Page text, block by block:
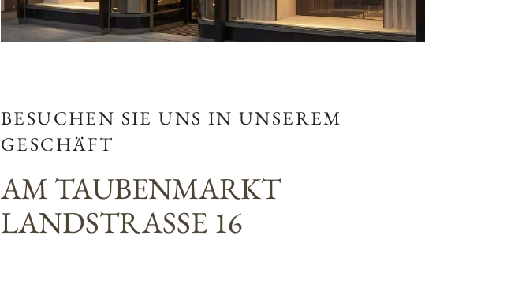
BESUCHEN SIE UNS IN UNSEREM
GESCHÄFT
AM TAUBENMARKT
LANDSTRASSE 16